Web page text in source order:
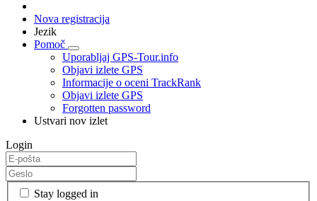
Nova registracija
Jezik
Pomoč
Uporabljaj GPS-Tour.info
Objavi izlete GPS
Informacije o oceni TrackRank
Objavi izlete GPS
Forgotten password
Ustvari nov izlet
Login
Stay logged in